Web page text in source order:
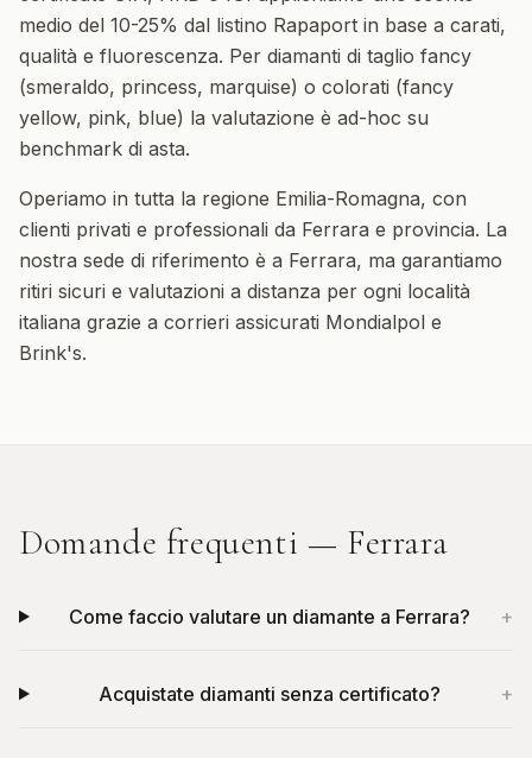
medio del 10-25% dal listino Rapaport in base a carati,
qualità e fluorescenza. Per diamanti di taglio fancy
(smeraldo, princess, marquise) o colorati (fancy
yellow, pink, blue) la valutazione è ad-hoc su
benchmark di asta.
Operiamo in tutta la regione Emilia-Romagna, con
clienti privati e professionali da Ferrara e provincia. La
nostra sede di riferimento è a Ferrara, ma garantiamo
ritiri sicuri e valutazioni a distanza per ogni località
italiana grazie a corrieri assicurati Mondialpol e
Brink's.
Domande frequenti — Ferrara
Come faccio valutare un diamante a Ferrara? +
Acquistate diamanti senza certificato? +